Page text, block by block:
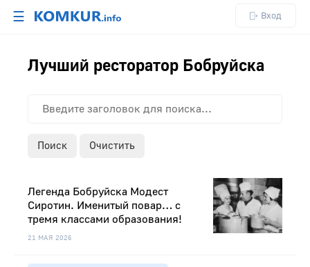
☰ Вход
Лучший ресторатор Бобруйска
Поиск Очистить
21 МАЯ 2026
Легенда Бобруйска Модест
Сиротин. Именитый повар… с
тремя классами образования!